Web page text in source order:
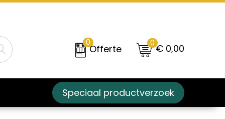
0
Offerte 0€ 0,00
Speciaal productverzoek